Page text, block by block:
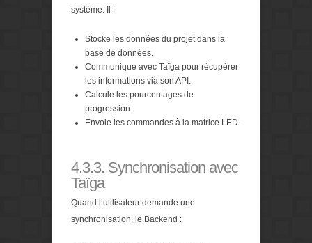
système. Il :
Stocke les données du projet dans la
base de données.
Communique avec Taïga pour récupérer
les informations via son API.
Calcule les pourcentages de
progression.
Envoie les commandes à la matrice LED.
4.3.3. Synchronisation avec
Taïga
Quand l’utilisateur demande une
synchronisation, le Backend :